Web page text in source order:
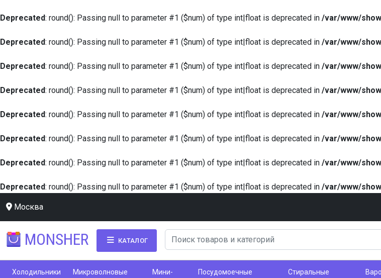
Deprecated: round(): Passing null to parameter #1 ($num) of type int|float is deprecated in /var/www/
Deprecated: round(): Passing null to parameter #1 ($num) of type int|float is deprecated in /var/www/
Deprecated: round(): Passing null to parameter #1 ($num) of type int|float is deprecated in /var/www/
Deprecated: round(): Passing null to parameter #1 ($num) of type int|float is deprecated in /var/www/
Deprecated: round(): Passing null to parameter #1 ($num) of type int|float is deprecated in /var/www/
Deprecated: round(): Passing null to parameter #1 ($num) of type int|float is deprecated in /var/www/
Deprecated: round(): Passing null to parameter #1 ($num) of type int|float is deprecated in /var/www/
Deprecated: round(): Passing null to parameter #1 ($num) of type int|float is deprecated in /var/www/
Москва
MONSHER КАТАЛОГ
Холодильники
Микроволновые
Мини-
Посудомоечные
Стиральные